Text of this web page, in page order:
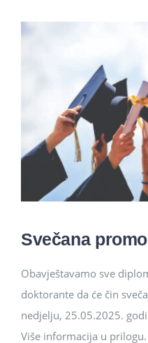
Svečana
Obavještavamo sve
doktorante da će čin
nedjelju, 25.05.2025.
Više informacija u